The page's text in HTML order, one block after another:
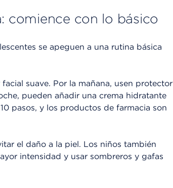
comience con lo básico
se apeguen a una rutina básica
suave. Por la mañana, usen protector
pueden añadir una crema hidratante
pasos, y los productos de farmacia son
el daño a la piel. Los niños también
intensidad y usar sombreros y gafas